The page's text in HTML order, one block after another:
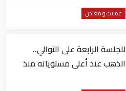
عملات و معادن
للجلسة الرابعة على التوالي..
الذهب عند أعلى مستوياته منذ